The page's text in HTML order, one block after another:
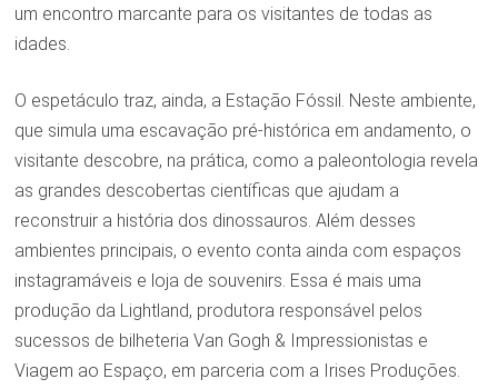
um encontro marcante para os visitantes de todas as
idades.
O espetáculo traz, ainda, a Estação Fóssil. Neste ambiente,
que simula uma escavação pré-histórica em andamento, o
visitante descobre, na prática, como a paleontologia revela
as grandes descobertas científicas que ajudam a
reconstruir a história dos dinossauros. Além desses
ambientes principais, o evento conta ainda com espaços
instagramáveis e loja de souvenirs. Essa é mais uma
produção da Lightland, produtora responsável pelos
sucessos de bilheteria Van Gogh & Impressionistas e
Viagem ao Espaço, em parceria com a Irises Produções.